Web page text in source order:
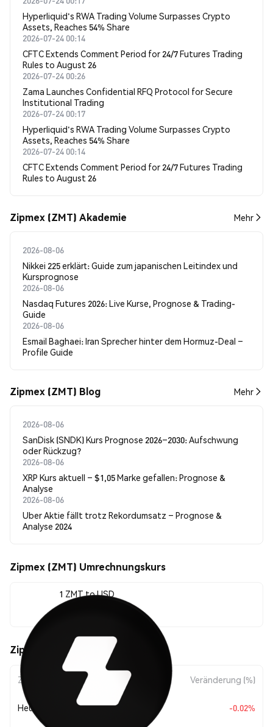
Hyperliquid's RWA Trading Volume Surpasses Crypto
Assets, Reaches 54% Share
2026-07-24 00:14
CFTC Extends Comment Period for 24/7 Futures Trading
Rules to August 26
2026-07-24 00:26
Zama Launches Confidential RFQ Protocol for Secure
Institutional Trading
2026-07-24 00:17
Hyperliquid's RWA Trading Volume Surpasses Crypto
Assets, Reaches 54% Share
2026-07-24 00:14
CFTC Extends Comment Period for 24/7 Futures Trading
Rules to August 26
Zipmex (ZMT) Akademie Mehr
2026-08-06
Nikkei 225 erklärt: Guide zum japanischen Leitindex und
Kursprognose
2026-08-06
Nasdaq Futures 2026: Live Kurse, Prognose & Trading-
Guide
2026-08-06
Esmail Baghaei: Iran Sprecher hinter dem Hormuz-Deal –
Profile Guide
Zipmex (ZMT) Blog Mehr
2026-08-06
SanDisk (SNDK) Kurs Prognose 2026–2030: Aufschwung
oder Rückzug?
2026-08-06
XRP Kurs aktuell – $1,05 Marke gefallen: Prognose &
Analyse
2026-08-06
Uber Aktie fällt trotz Rekordumsatz – Prognose &
Analyse 2024
Zipmex (ZMT) Umrechnungskurs
1 ZMT to USD
Zipmex (ZMT) Kursbewegungen
Zeitraum Betragsänderung Veränderung (%)
Heute $-0.0000025 -0.02%